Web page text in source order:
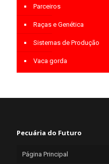
Parceiros
Raças e Genética
Sistemas de Produção
Vaca gorda
Pecuária do Futuro
Página Principal